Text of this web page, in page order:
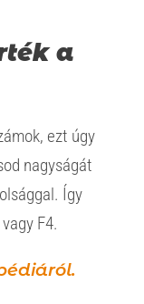
a
ezt úgy
nagyságát
Így
F4.